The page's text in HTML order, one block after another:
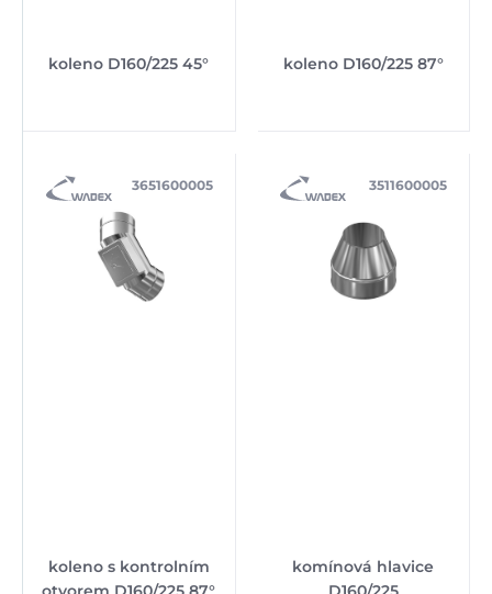
koleno D160/225 45° koleno D160/225 87°
koleno s kontrolním
3651600005
komínová hlavice
3511600005